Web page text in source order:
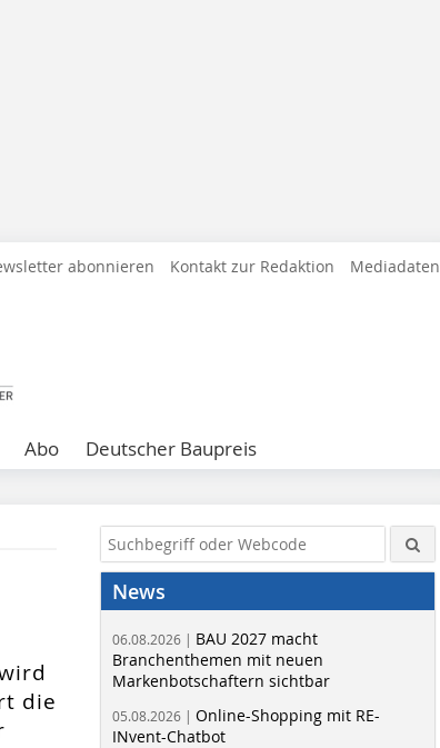
abonnieren Kontakt zur Redaktion Mediadaten
Abo Deutscher Baupreis
die
News
06.08.2026 | BAU 2027 macht
Branchenthemen mit neuen
Markenbotschaftern sichtbar
05.08.2026 | Online-Shopping mit RE-
INvent-Chatbot